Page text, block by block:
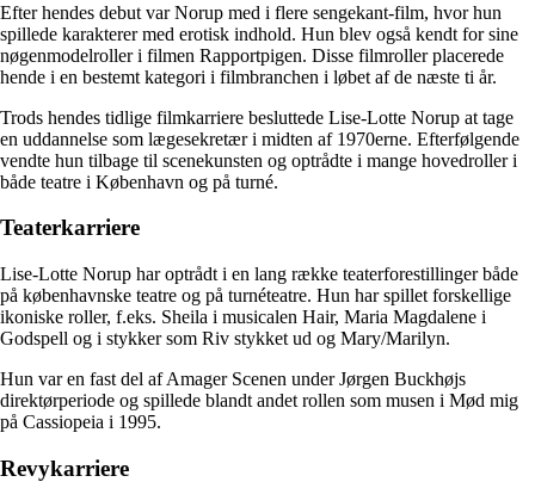
Efter hendes debut var Norup med i flere sengekant-film, hvor hun
spillede karakterer med erotisk indhold. Hun blev også kendt for sine
nøgenmodelroller i filmen Rapportpigen. Disse filmroller placerede
hende i en bestemt kategori i filmbranchen i løbet af de næste ti år.
Trods hendes tidlige filmkarriere besluttede Lise-Lotte Norup at tage
en uddannelse som lægesekretær i midten af 1970erne. Efterfølgende
vendte hun tilbage til scenekunsten og optrådte i mange hovedroller i
både teatre i København og på turné.
Teaterkarriere
Lise-Lotte Norup har optrådt i en lang række teaterforestillinger både
på københavnske teatre og på turnéteatre. Hun har spillet forskellige
ikoniske roller, f.eks. Sheila i musicalen Hair, Maria Magdalene i
Godspell og i stykker som Riv stykket ud og Mary/Marilyn.
Hun var en fast del af Amager Scenen under Jørgen Buckhøjs
direktørperiode og spillede blandt andet rollen som musen i Mød mig
på Cassiopeia i 1995.
Revykarriere